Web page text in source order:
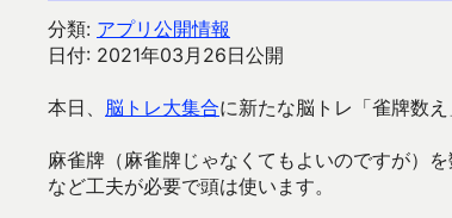
分類: アプリ公開情報
日付: 2021年03月26日公開
本日、 脳トレ大集合に新たな脳トレ「雀牌数
麻雀牌（麻雀牌じゃなくてもよいのですが）
など工夫が必要で頭は使います。